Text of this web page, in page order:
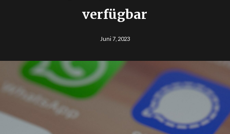
verfügbar
Juni 7, 2023